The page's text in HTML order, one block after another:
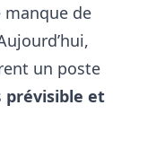
manque de
un poste
prévisible et